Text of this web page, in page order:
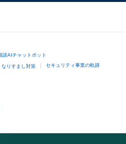
談AIチャットボット
なりすまし対策 セキュリティ事業の軌跡